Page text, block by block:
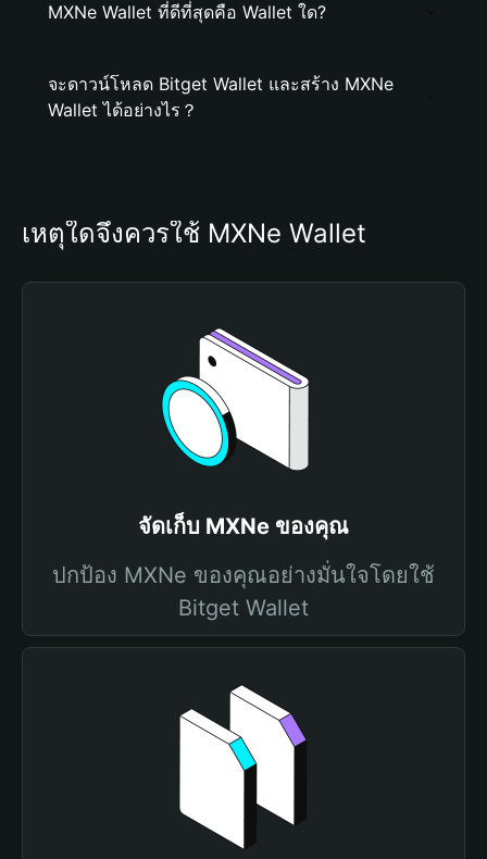
MXNe Wallet ที่ดีที่สุดคือ Wallet ใด?
จะดาวน์โหลด Bitget Wallet และสร้าง MXNe
Wallet ได้อย่างไร？
เหตุใดจึงควรใช้ MXNe Wallet
จัดเก็บ MXNe ของคุณ
ปกป้อง MXNe ของคุณอย่างมั่นใจโดยใช้
Bitget Wallet